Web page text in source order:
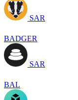
SAR
BADGER
SAR
BAL